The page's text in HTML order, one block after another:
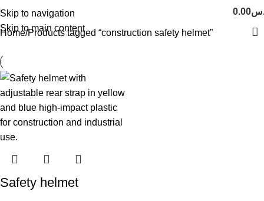
Skip to navigation
Skip to main content
0.00
Home Products tagged “construction safety helmet”
Safety helmet